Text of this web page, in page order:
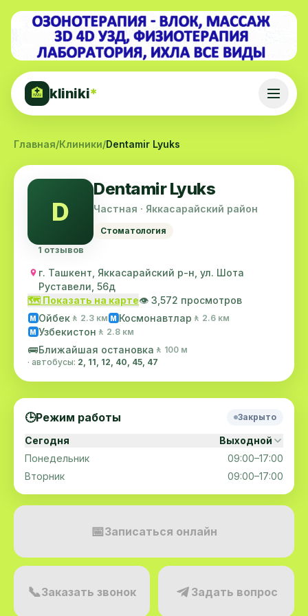
🏥 kliniki*
Главная/Клиники/Dentamir Lyuks
D
1 отзывов
Dentamir Lyuks
Частная · Яккасарайский район
Стоматология
г. Ташкент, Яккасарайский р-н, ул. Шота
Руставели, 56д
🗺️ Показать на карте👁️ 3,572 просмотров
M Ойбек 🚶 2.3 км M Космонавтлар 🚶 2.6 км
M Узбекистон 🚶 2.8 км
🚌Ближайшая остановка 🚶 100 м
· автобусы: 2, 11, 12, 40, 45, 47
🕒Режим работы Закрыто
Сегодня
Выходной
Понедельник
09:00–17:00
Вторник
09:00–17:00
📅Записаться онлайн
📞Заказать звонок Задать вопрос